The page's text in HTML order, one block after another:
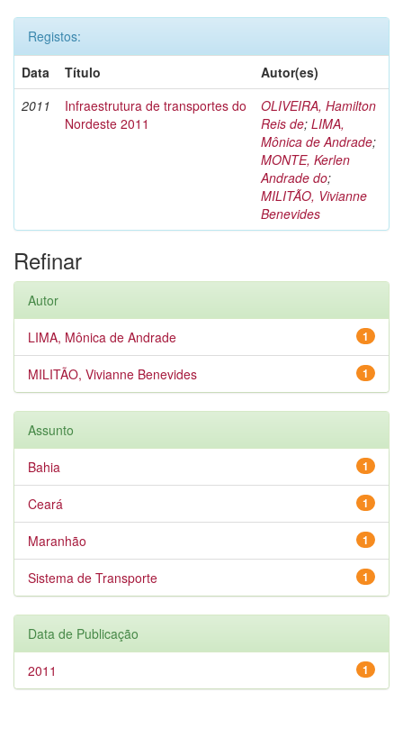
Registos:
Data
Título
Autor(es)
2011
Infraestrutura de transportes do
Nordeste 2011
OLIVEIRA, Hamilton
Reis de; LIMA,
Mônica de Andrade;
MONTE, Kerlen
Andrade do;
MILITÃO, Vivianne
Benevides
Refinar
Autor
1
LIMA, Mônica de Andrade
1
MILITÃO, Vivianne Benevides
Assunto
1
Bahia
1
Ceará
1
Maranhão
1
Sistema de Transporte
Data de Publicação
1
2011